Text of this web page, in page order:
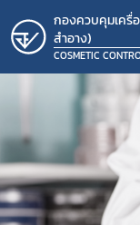
กองควบคุมเครื่
สำอาง)
COSMETIC